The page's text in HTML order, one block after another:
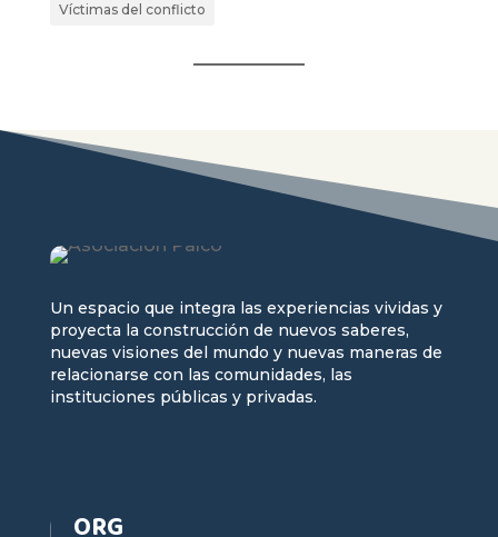
Víctimas del conflicto
Un espacio que integra las experiencias vividas y
proyecta la construcción de nuevos saberes,
nuevas visiones del mundo y nuevas maneras de
relacionarse con las comunidades, las
instituciones públicas y privadas.
ORG